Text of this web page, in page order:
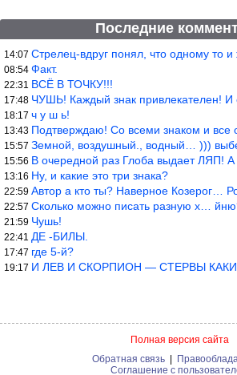
Последние
14:07 Стрелец-вдруг понял, что одному то и
08:54 Факт.
22:31 ВСЁ В ТОЧКУ!!!
17:48 ЧУШЬ! Каждый знак привлекателен! И среди
18:17 ч у ш ь!
13:43 Подтверждаю! Со всеми знаком и все
15:57 Земной, воздушный., водный… )))
15:56 В очередной раз Глоба выдает ЛЯП! А
13:16 Ну, и какие это три знака?
22:59 Автор а кто ты? Наверное Козерог… Рога
22:57 Сколько можно писать разную х… йню?
21:59 Чушь!
22:41 ДЕ -БИЛЫ.
17:47 где 5-й?
19:17 И ЛЕВ И СКОРПИОН — СТЕРВЫ КАКИХ
Полная версия сайта
Обратная связь |
Соглашение с